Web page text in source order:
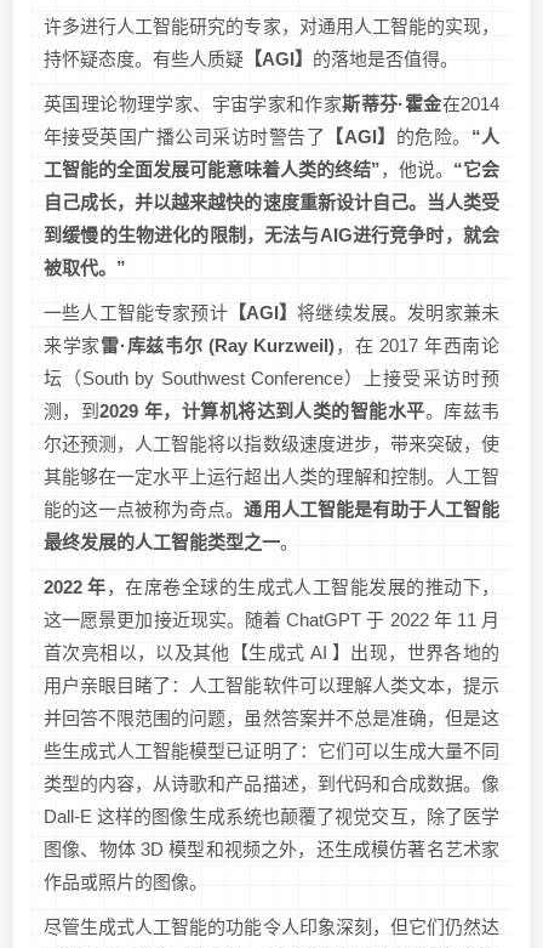
许多进行人工智能研究的专家，对通用人工智能的实现，
持怀疑态度。有些人质疑 【AGI】 的落地是否值得。
英国理论物理学家、宇宙学家和作家斯蒂芬·霍金在2014
年接受英国广播公司采访时警告了
【AGI】 的危险。 “人
工智能的全面发展可能意味着人类的终结”，他说。 “它会
自己成长，并以越来越快的速度重新设计自己。当人类受
到缓慢的生物进化的限制，无法与AIG进行竞争时，就会
被取代。”
一些人工智能专家预计【AGI】将继续发展。发明家兼未
来学家雷·库兹韦尔 (Ray Kurzweil)，在 2017 年西南论
坛（South by Southwest Conference）上接受采访时预
测，到2029 年，计算机将达到人类的智能水平。库兹韦
尔还预测，人工智能将以指数级速度进步，带来突破，使
其能够在一定水平上运行超出人类的理解和控制。人工智
能的这一点被称为奇点。通用人工智能是有助于人工智能
最终发展的人工智能类型之一。
2022 年，在席卷全球的生成式人工智能发展的推动下，
这一愿景更加接近现实。随着 ChatGPT 于 2022 年 11 月
首次亮相以，以及其他【生成式 AI 】出现，世界各地的
用户亲眼目睹了：人工智能软件可以理解人类文本，提示
并回答不限范围的问题，虽然答案并不总是准确，但是这
些生成式人工智能模型已证明了：它们可以生成大量不同
类型的内容，从诗歌和产品描述，到代码和合成数据。像
Dall-E 这样的图像生成系统也颠覆了视觉交互，除了医学
图像、物体 3D 模型和视频之外，还生成模仿著名艺术家
作品或照片的图像。
尽管生成式人工智能的功能令人印象深刻，但它们仍然达